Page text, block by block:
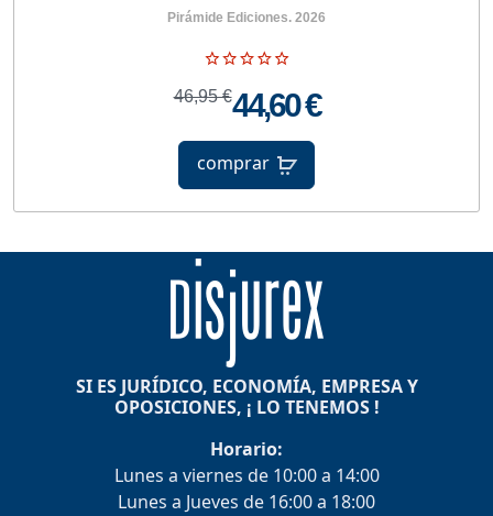
Pirámide Ediciones. 2026
46,95 €44,60 €
comprar
SI ES JURÍDICO, ECONOMÍA, EMPRESA Y
OPOSICIONES, ¡ LO TENEMOS !
Horario:
Lunes a viernes de 10:00 a 14:00
Lunes a Jueves de 16:00 a 18:00